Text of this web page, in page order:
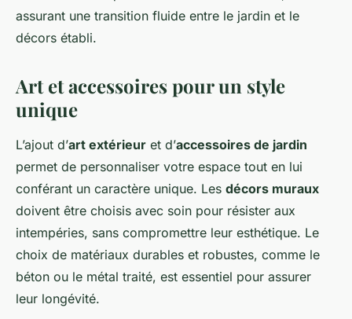
assurant une transition fluide entre le jardin et le
décors établi.
Art et accessoires pour un style
unique
L’ajout d’art extérieur et d’accessoires de jardin
permet de personnaliser votre espace tout en lui
conférant un caractère unique. Les décors muraux
doivent être choisis avec soin pour résister aux
intempéries, sans compromettre leur esthétique. Le
choix de matériaux durables et robustes, comme le
béton ou le métal traité, est essentiel pour assurer
leur longévité.